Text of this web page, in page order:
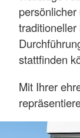
stattfinden
Mit Ihrer